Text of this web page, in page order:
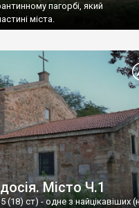
пагорбі, який
міста.
Місто Ч.1
(18) ст) - одне з найцікавіших